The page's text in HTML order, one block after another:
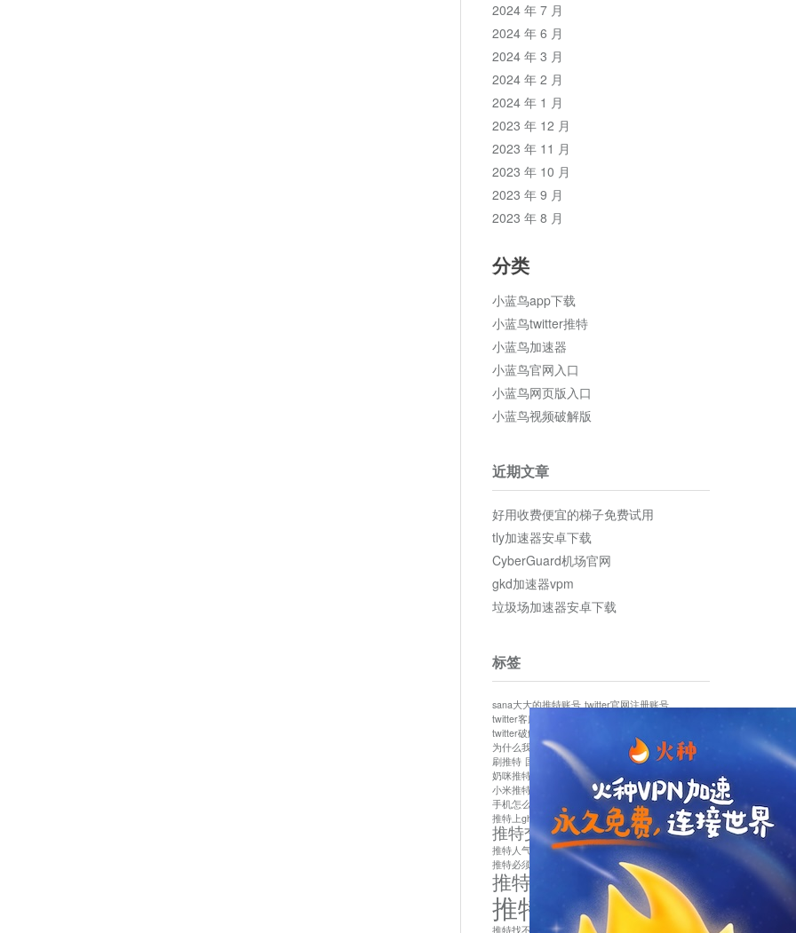
2024 年 7 月
2024 年 6 月
2024 年 3 月
2024 年 2 月
2024 年 1 月
2023 年 12 月
2023 年 11 月
2023 年 10 月
2023 年 9 月
2023 年 8 月
分类
小蓝鸟app下载
小蓝鸟twitter推特
小蓝鸟加速器
小蓝鸟官网入口
小蓝鸟网页版入口
小蓝鸟视频破解版
近期文章
好用收费便宜的梯子免费试用
tly加速器安卓下载
CyberGuard机场官网
gkd加速器vpm
垃圾场加速器安卓下载
标签
sana大大的推特账号 twitter官网注册账号
twitter客服
twitter破解版下载
为什么我推特无法保存设置
作者sana推特是什么
刷推特 国内为什么不能用twitter 国内能用twitter吗
奶咪推特
如何找回推特密码
小米推特闪退是怎么回事 怎么看推特上的视频
手机怎么注册推特账号
推特devil
推特上ghs的女博主
推特交友软件app下载
推特人气萌货小蔡头喵喵喵 推特实名制
推特必须用外网吗
推特怎么取消关联手机号
推特怎么看敏感内容苹果
推特找不到账号 推特注册必须要手机号